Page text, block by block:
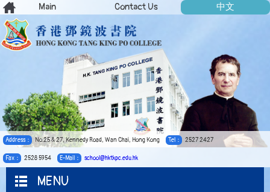
Address： No.25 & 27, Kennedy Road, Wan Chai, Hong Kong Tel： 2527 2427
Fax： 2528 5954 E-Mail： school@hktkpc.edu.hk
中文
Contact Us
Main
MENU